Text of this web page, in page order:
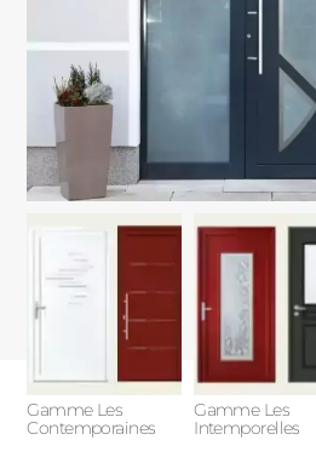
Gamme Les
Contemporaines
Gamme Les
Intemporelles